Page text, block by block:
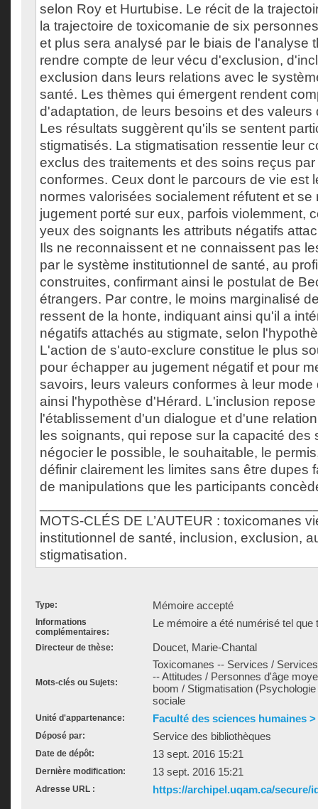
selon Roy et Hurtubise. Le récit de la
la trajectoire de toxicomanie de six
et plus sera analysé par le biais de l'analyse
rendre compte de leur vécu d'exclusion,
exclusion dans leurs relations avec le
santé. Les thèmes qui émergent rendent
d'adaptation, de leurs besoins et des valeurs
Les résultats suggèrent qu'ils se sentent
stigmatisés. La stigmatisation ressentie leur
exclus des traitements et des soins reçus
conformes. Ceux dont le parcours de vie est
normes valorisées socialement réfutent et se
jugement porté sur eux, parfois violemment,
yeux des soignants les attributs négatifs
Ils ne reconnaissent et ne connaissent pas
par le système institutionnel de santé, au
construites, confirmant ainsi le postulat de
étrangers. Par contre, le moins marginalisé
ressent de la honte, indiquant ainsi qu'il a
négatifs attachés au stigmate, selon
L'action de s'auto-exclure constitue le plus
pour échapper au jugement négatif et pour
savoirs, leurs valeurs conformes à leur mode
ainsi l'hypothèse d'Hérard. L'inclusion
l'établissement d'un dialogue et d'une
les soignants, qui repose sur la capacité des
négocier le possible, le souhaitable, le
définir clairement les limites sans être dupes
de manipulations que les participants
MOTS-CLÉS DE L’AUTEUR : toxicomanes
institutionnel de santé, inclusion, exclusion,
stigmatisation.
Type: Mémoire accepté
Informations
complémentaires:
Le mémoire a été numérisé tel que
Directeur de thèse: Doucet, Marie-Chantal
Mots-clés ou Sujets:
Toxicomanes -- Services /
-- Attitudes / Personnes d'âge
boom / Stigmatisation
sociale
Unité d'appartenance: Faculté des sciences humaines
Déposé par: Service des bibliothèques
Date de dépôt: 13 sept. 2016 15:21
Dernière modification: 13 sept. 2016 15:21
Adresse URL : https://archipel.uqam.ca/secure/